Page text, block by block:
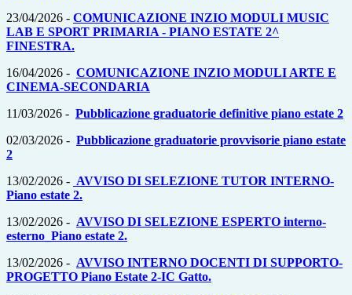
23/04/2026 - COMUNICAZIONE INZIO MODULI MUSIC
LAB E SPORT PRIMARIA - PIANO ESTATE 2^
FINESTRA.
16/04/2026 - COMUNICAZIONE INZIO MODULI ARTE E
CINEMA-SECONDARIA
11/03/2026 - Pubblicazione graduatorie definitive piano estate 2
02/03/2026 - Pubblicazione graduatorie provvisorie piano estate
2
13/02/2026 - AVVISO DI SELEZIONE TUTOR INTERNO-
Piano estate 2.
13/02/2026 - AVVISO DI SELEZIONE ESPERTO interno-
esterno_Piano estate 2.
13/02/2026 - AVVISO INTERNO DOCENTI DI SUPPORTO-
PROGETTO Piano Estate 2-IC Gatto.